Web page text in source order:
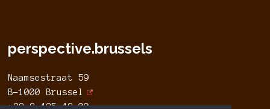
perspective.brussels
Naamsestraat 59
B-1000 Brussel
+32 2 435 42 00